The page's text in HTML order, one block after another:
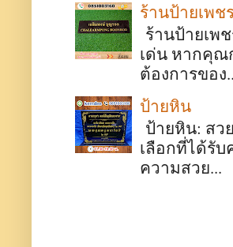
ร้านป้ายเพช
ร้านป้ายเพ
เด่น หากคุณ
ต้องการของ
ป้ายหิน
ป้ายหิน: สว
เลือกที่ได้รั
ความสวย...